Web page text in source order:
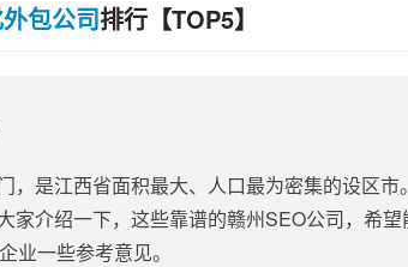
包公司排行【TOP5】
，是江西省面积最大、人口最为密集的设区市
家介绍一下，这些靠谱的赣州SEO公司，希
业一些参考意见。